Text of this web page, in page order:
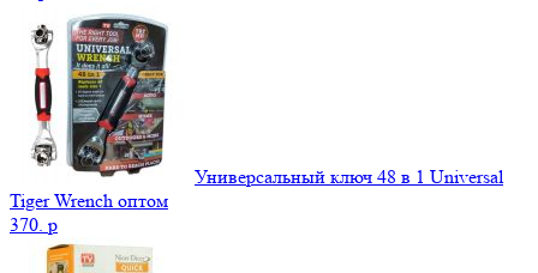
Универсальный ключ 48 в 1 Universal
Tiger Wrench оптом
370. p